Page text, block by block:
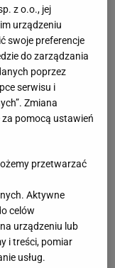
z o.o., jej
urządzeniu
swoje preferencje
do zarządzania
poprzez
serwisu i
Zmiana
pomocą ustawień
przetwarzać
Aktywne
celów
urządzeniu lub
i treści, pomiar
usług.